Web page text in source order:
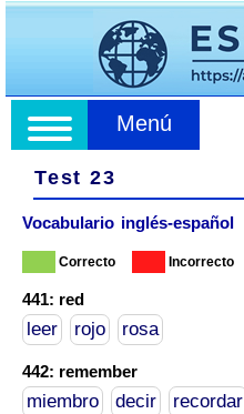
Menú
Test 23
Vocabulario inglés-español
Correcto Incorrecto
441: red
leer rojo rosa
442: remember
miembro decir recordar